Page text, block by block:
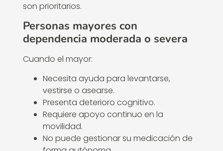
son prioritarios.
Personas mayores con
dependencia moderada o severa
Cuando el mayor:
Necesita ayuda para levantarse,
vestirse o asearse.
Presenta deterioro cognitivo.
Requiere apoyo continuo en la
movilidad.
No puede gestionar su medicación de